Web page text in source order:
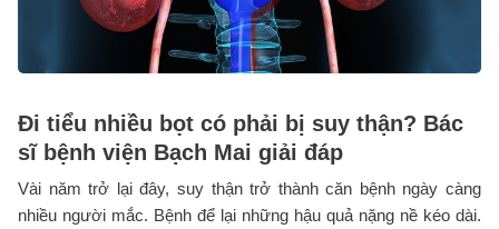
Đi tiểu nhiều bọt có phải bị suy thận? Bác
sĩ bệnh viện Bạch Mai giải đáp
Vài năm trở lại đây, suy thận trở thành căn bệnh ngày càng
nhiều người mắc. Bệnh để lại những hậu quả nặng nề kéo dài.